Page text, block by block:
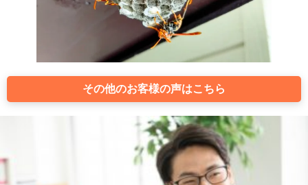
その他のお客様の声はこちら